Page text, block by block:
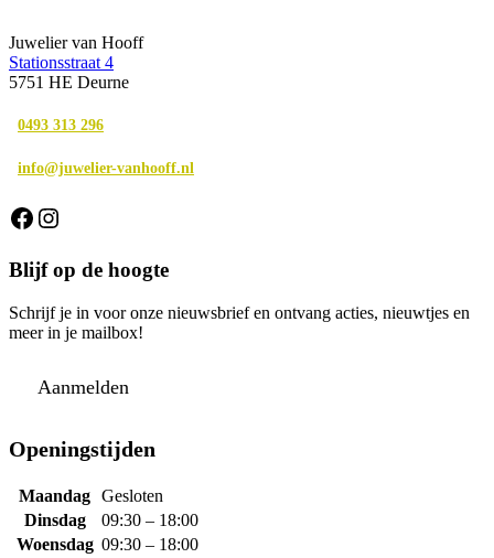
Juwelier van Hooff
Stationsstraat 4
5751 HE Deurne
0493 313 296
info@juwelier-vanhooff.nl
Facebook
Instagram
Blijf op de hoogte
Schrijf je in voor onze nieuwsbrief en ontvang acties, nieuwtjes en
meer in je mailbox!
Aanmelden
Openingstijden
Maandag Gesloten
Dinsdag
09:30 – 18:00
Woensdag 09:30 – 18:00